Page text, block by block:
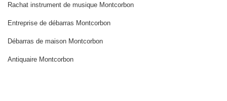
Rachat instrument de musique Montcorbon
Entreprise de débarras Montcorbon
Débarras de maison Montcorbon
Antiquaire Montcorbon